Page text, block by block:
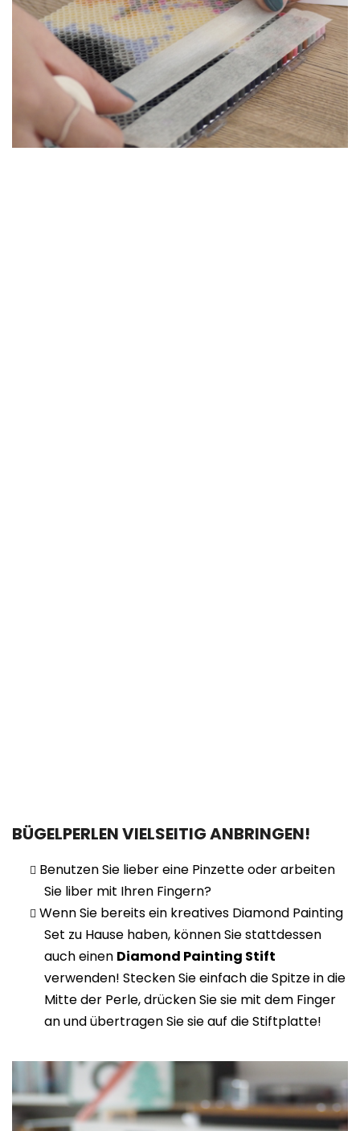
BÜGELPERLEN VIELSEITIG ANBRINGEN!
Benutzen Sie lieber eine Pinzette oder arbeiten
Sie liber mit Ihren Fingern?
Wenn Sie bereits ein kreatives Diamond Painting
Set zu Hause haben, können Sie stattdessen
auch einen Diamond Painting Stift
verwenden! Stecken Sie einfach die Spitze in die
Mitte der Perle, drücken Sie sie mit dem Finger
an und übertragen Sie sie auf die Stiftplatte!